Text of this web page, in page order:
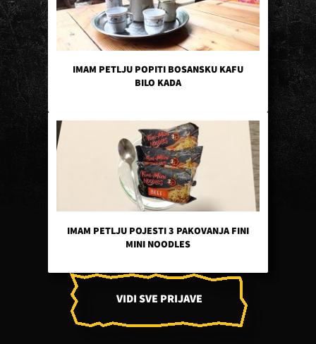
IMAM PETLJU POPITI BOSANSKU KAFU
BILO KADA
IMAM PETLJU POJESTI 3 PAKOVANJA FINI
MINI NOODLES
VIDI SVE PRIJAVE